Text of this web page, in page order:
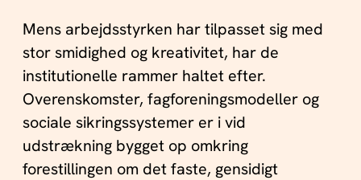
Mens arbejdsstyrken har tilpasset sig med
stor smidighed og kreativitet, har de
institutionelle rammer haltet efter.
Overenskomster, fagforeningsmodeller og
sociale sikringssystemer er i vid
udstrækning bygget op omkring
forestillingen om det faste, gensidigt